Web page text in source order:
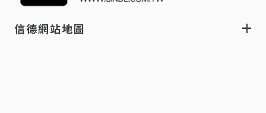
信德網站地圖